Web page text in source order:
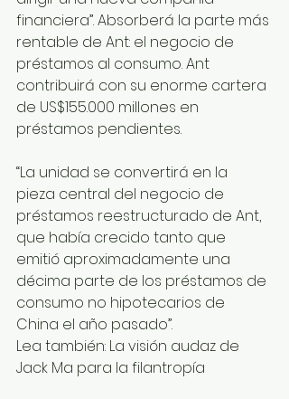
financiera”. Absorberá la parte más
rentable de Ant: el negocio de
préstamos al consumo. Ant
contribuirá con su enorme cartera
de US$155.000 millones en
préstamos pendientes.
“La unidad se convertirá en la
pieza central del negocio de
préstamos reestructurado de Ant,
que había crecido tanto que
emitió aproximadamente una
décima parte de los préstamos de
consumo no hipotecarios de
China el año pasado”.
Lea también: La visión audaz de
Jack Ma para la filantropía